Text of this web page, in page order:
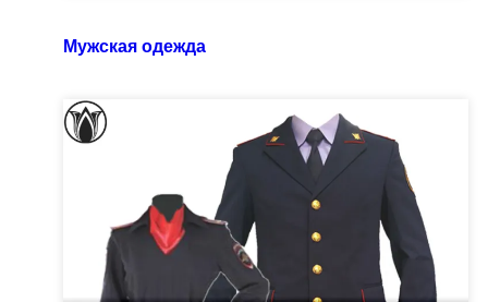
Мужская одежда